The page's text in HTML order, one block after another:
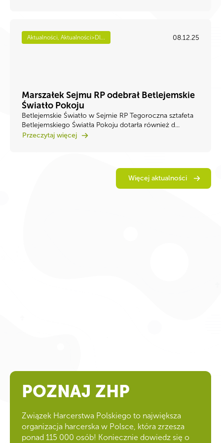
Aktualności, Aktualności>Dl... 08.12.25
Marszałek Sejmu RP odebrał Betlejemskie
Światło Pokoju
Betlejemskie Światło w Sejmie RP Tegoroczna sztafeta
Betlejemskiego Światła Pokoju dotarła również d...
Przeczytaj więcej
Więcej aktualności
POZNAJ ZHP
Związek Harcerstwa Polskiego to największa
organizacja harcerska w Polsce, która zrzesza
ponad 115 000 osób! Koniecznie dowiedz się o